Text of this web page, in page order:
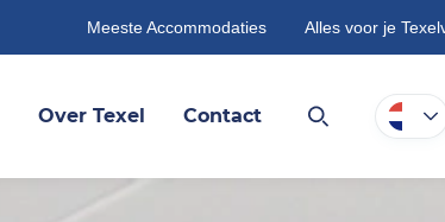
Meeste Accommodaties Alles voor je
Over Texel Contact